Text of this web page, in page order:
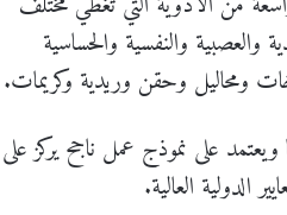
والنفسية والحساسية
ومحاليل وحقن وريدية وكريمات.
تصل إلى 1.5 مليار دينار سنويا ويعتمد على نموذج عمل ناجح يركز على
الدولية العالية.